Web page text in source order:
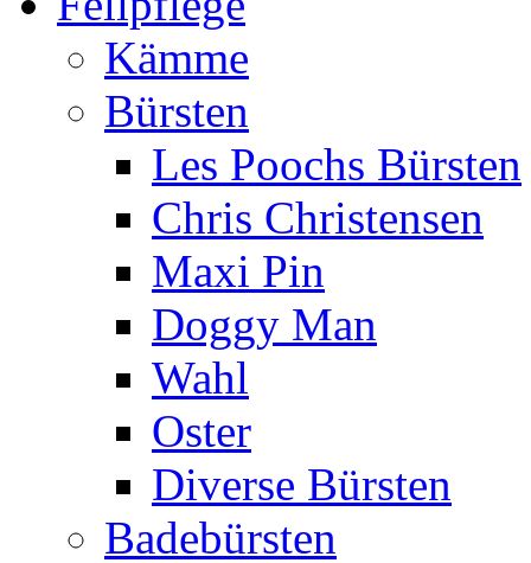
Kämme
Bürsten
Les Poochs Bürsten
Chris Christensen
Maxi Pin
Doggy Man
Wahl
Oster
Diverse Bürsten
Badebürsten